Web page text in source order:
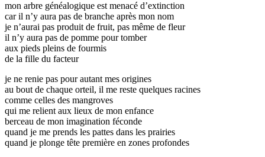
mon arbre généalogique est menacé d’extinction
car il n’y aura pas de branche après mon nom
je n’aurai pas produit de fruit, pas même de fleur
il n’y aura pas de pomme pour tomber
aux pieds pleins de fourmis
de la fille du facteur
je ne renie pas pour autant mes origines
au bout de chaque orteil, il me reste quelques racines
comme celles des mangroves
qui me relient aux lieux de mon enfance
berceau de mon imagination féconde
quand je me prends les pattes dans les prairies
quand je plonge tête première en zones profondes